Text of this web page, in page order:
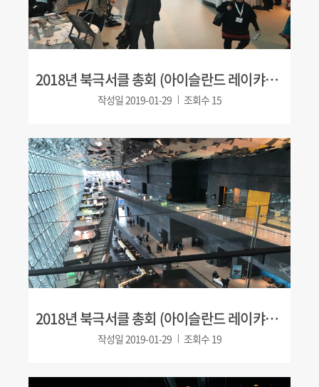
2018년 북극서클 총회 (아이슬란드 레이캬비크)
작성일 2019-01-29 조회수 15
2018년 북극서클 총회 (아이슬란드 레이캬비크)
작성일 2019-01-29 조회수 19